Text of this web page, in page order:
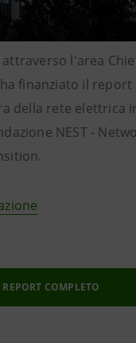
attraverso l'area
ha finanziato il report
della rete elettrica
NEST -
COMPLETO